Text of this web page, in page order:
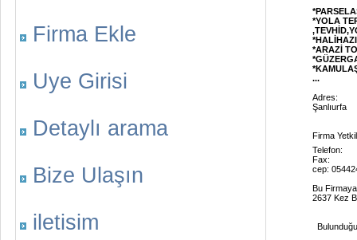
Firma Ekle
Uye Girisi
Detaylı arama
Bize Ulaşın
iletisim
*YOLA
*ARAZİ
...
Adres:
Şanlıurfa
Firma
Telefon:
Fax:
cep:
Bu Firmaya
2637 Kez